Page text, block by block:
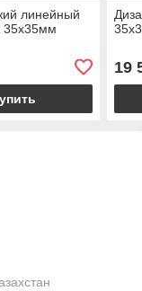
линейный
35х35мм
19